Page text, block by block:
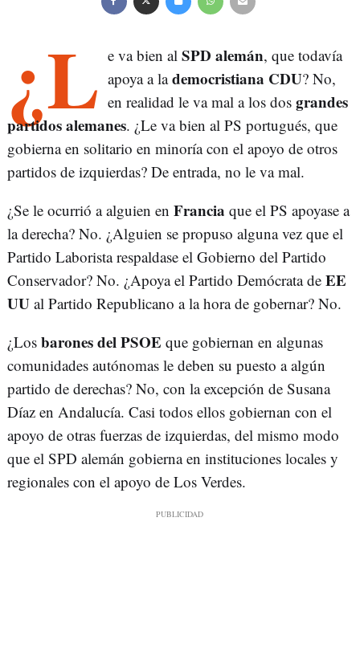
¿L e va bien al SPD alemán, que todavía
apoya a lademocristiana CDU? No,
en realidad le va mal a los dos grandes
partidos alemanes. ¿Le va bien al PS portugués, que
gobierna en solitario en minoría con el apoyo de otros
partidos de izquierdas? De entrada, no le va mal.
¿Se le ocurrió a alguien en Francia que el PS apoyase a
la derecha? No. ¿Alguien se propuso alguna vez que el
Partido Laborista respaldase el Gobierno del Partido
Conservador? No. ¿Apoya el Partido Demócrata de EE
UU al Partido Republicano a la hora de gobernar? No.
¿Los barones del PSOE que gobiernan en algunas
comunidades autónomas le deben su puesto a algún
partido de derechas? No, con la excepción de Susana
Díaz en Andalucía. Casi todos ellos gobiernan con el
apoyo de otras fuerzas de izquierdas, del mismo modo
que el SPD alemán gobierna en instituciones locales y
regionales con el apoyo de Los Verdes.